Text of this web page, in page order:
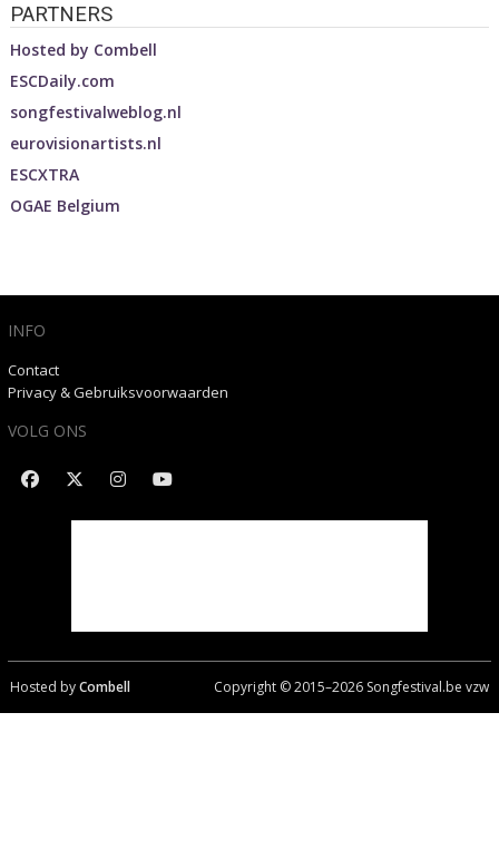
PARTNERS
Hosted by Combell
ESCDaily.com
songfestivalweblog.nl
eurovisionartists.nl
ESCXTRA
OGAE Belgium
INFO
Contact
Privacy & Gebruiksvoorwaarden
VOLG ONS
Hosted byCombell Copyright © 2015–2026Songfestival.be vzw